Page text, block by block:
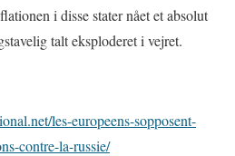
i disse stater nået et absolut
talt eksploderet i vejret.
les-europeens-sopposent-
contre-la-russie/